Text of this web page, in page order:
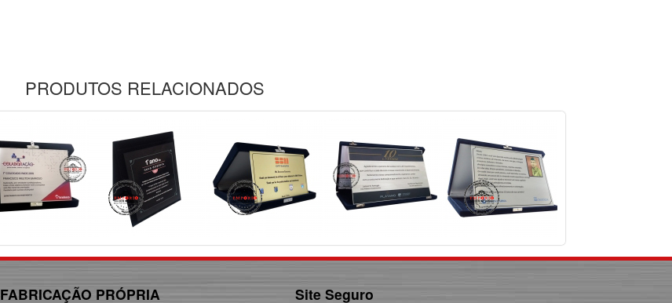
PRODUTOS RELACIONADOS
FABRICAÇÃO PRÓPRIA Site Seguro